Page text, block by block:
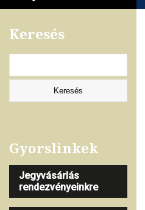
Keresés
Gyorslinkek
Jegyvásárlás
rendezvényeinkre